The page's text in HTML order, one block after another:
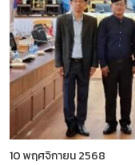
10 พฤศจิกายน 2568